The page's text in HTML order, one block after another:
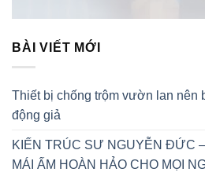
BÀI VIẾT MỚI
Thiết bị chống trộm vườn lan nên
động giả
KIẾN TRÚC SƯ NGUYỄN ĐỨC
MÁI ẤM HOÀN HẢO CHO MỌI